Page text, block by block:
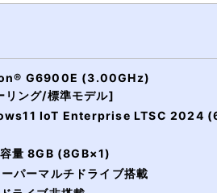
G6900E (3.00GHz)
リング/標準モデル]
IoT Enterprise LTSC 2024
容量 8GB (8GB×1)
パーマルチドライブ搭載